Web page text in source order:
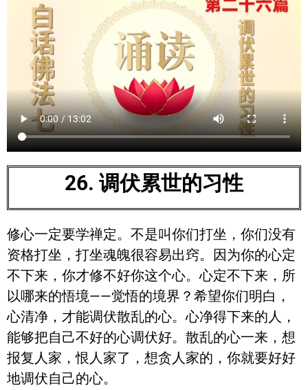
26. 调伏累世的习性
修心一定要学禅定。不是叫你们打坐，你们没有
资格打坐，打坐魂魄很容易出窍。因为你的心定
不下来，你才修不好你这个心。心定不下来，所
以哪来的悟境——觉悟的境界？希望你们明白，
心清净，才能调伏散乱的心。心净得下来的人，
能够把自己不好的心调伏好。散乱的心一来，想
报复人家，恨人家了，想贪人家的，你就要好好
地调伏自己的心。